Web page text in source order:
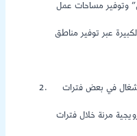
وتوفير مساحات عمل
عبر توفير مناطق
في بعض فترات
مرنة خلال فترات